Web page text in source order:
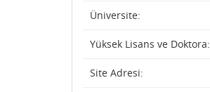
Üniversite:
Yüksek Lisans ve Doktora:
Site Adresi: